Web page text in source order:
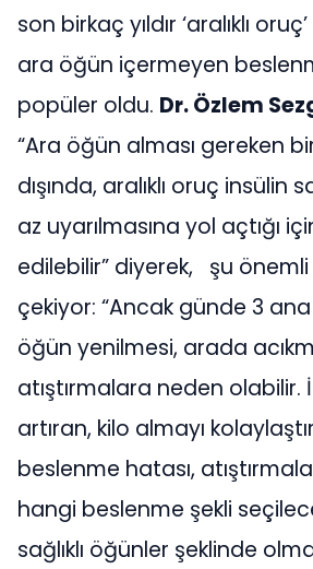
son birkaç yıldır ‘aralıklı
ara öğün içermeyen
popüler oldu. Dr. Özlem
“Ara öğün alması gereken
dışında, aralıklı oruç insülin
az uyarılmasına yol açtığı
edilebilir” diyerek, şu
çekiyor: “Ancak günde 3
öğün yenilmesi, arada
atıştırmalara neden olabilir.
artıran, kilo almayı
beslenme hatası,
hangi beslenme şekli
sağlıklı öğünler şeklinde